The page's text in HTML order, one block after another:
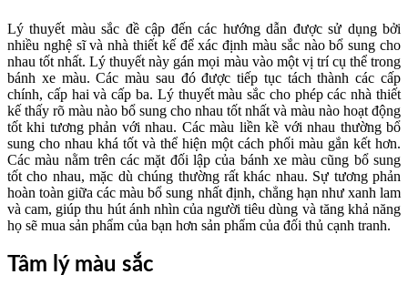
Lý thuyết màu sắc đề cập đến các hướng dẫn được sử dụng bởi
nhiều nghệ sĩ và nhà thiết kế để xác định màu sắc nào bổ sung cho
nhau tốt nhất. Lý thuyết này gán mọi màu vào một vị trí cụ thể trong
bánh xe màu. Các màu sau đó được tiếp tục tách thành các cấp
chính, cấp hai và cấp ba. Lý thuyết màu sắc cho phép các nhà thiết
kế thấy rõ màu nào bổ sung cho nhau tốt nhất và màu nào hoạt động
tốt khi tương phản với nhau. Các màu liền kề với nhau thường bổ
sung cho nhau khá tốt và thể hiện một cách phối màu gắn kết hơn.
Các màu nằm trên các mặt đối lập của bánh xe màu cũng bổ sung
tốt cho nhau, mặc dù chúng thường rất khác nhau. Sự tương phản
hoàn toàn giữa các màu bổ sung nhất định, chẳng hạn như xanh lam
và cam, giúp thu hút ánh nhìn của người tiêu dùng và tăng khả năng
họ sẽ mua sản phẩm của bạn hơn sản phẩm của đối thủ cạnh tranh.
Tâm lý màu sắc